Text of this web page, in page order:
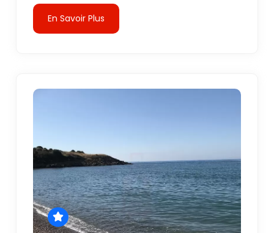
En Savoir Plus